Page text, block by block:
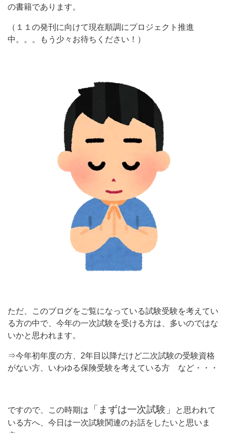
の書籍であります。
（１１の発刊に向けて現在順調にプロジェクト推進
中。。。もう少々お待ちください！）
ただ、このブログをご覧になっている試験受験を考えてい
る方の中で、今年の一次試験を受ける方は、多いのではな
いかと思われます。
⇒今年初年度の方、2年目以降だけど二次試験の受験資格
がない方、いわゆる保険受験を考えている方 など・・・
ですので、この時期は 「まずは一次試験」
と思われて
いる方へ、今日は一次試験関連のお話をしたいと思いま